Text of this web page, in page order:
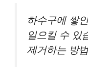
하수구에 쌓
일으킬 수 있
제거하는 방